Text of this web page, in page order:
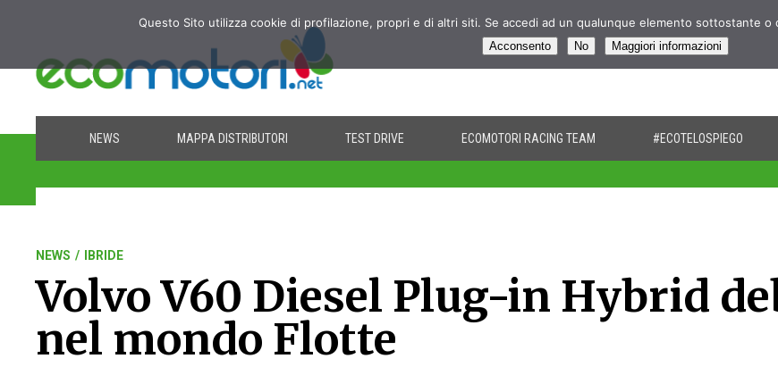
NEWS MAPPA DISTRIBUTORI TEST DRIVE ECOMOTORI RACING TEAM #ECOTELOSPIEGO
NEWS / IBRIDE
Volvo V60 Diesel Plug-in Hybrid
nel mondo Flotte
Questo Sito utilizza cookie di profilazione, propri e di altri siti. Se accedi ad un qualunque elemento sottostante
Acconsento No Maggiori informazioni